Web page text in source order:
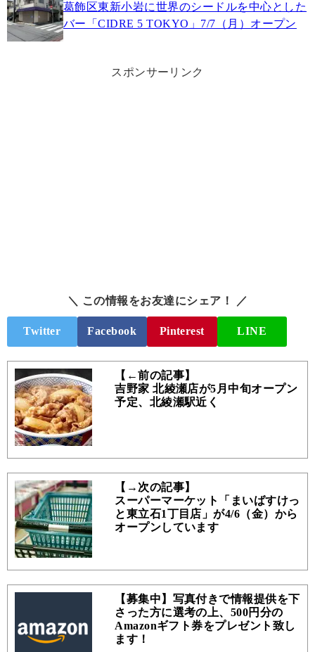
葛飾区東新小岩に世界のシードルを中心とした
バー「CIDRE 5 TOKYO」7/7（月）オープン
スポンサーリンク
＼ この情報をお友達にシェア！ ／
Twitter Facebook Pinterest LINE
【←前の記事】
吉野家 北綾瀬店が5月中旬オープン
予定、北綾瀬駅近く
【→次の記事】
スーパーマーケット「まいばすけっ
と東立石1丁目店」が4/6（金）から
オープンしています
【募集中】写真付きで情報提供を下
さった方に選考の上、500円分の
Amazonギフト券をプレゼント致し
ます！